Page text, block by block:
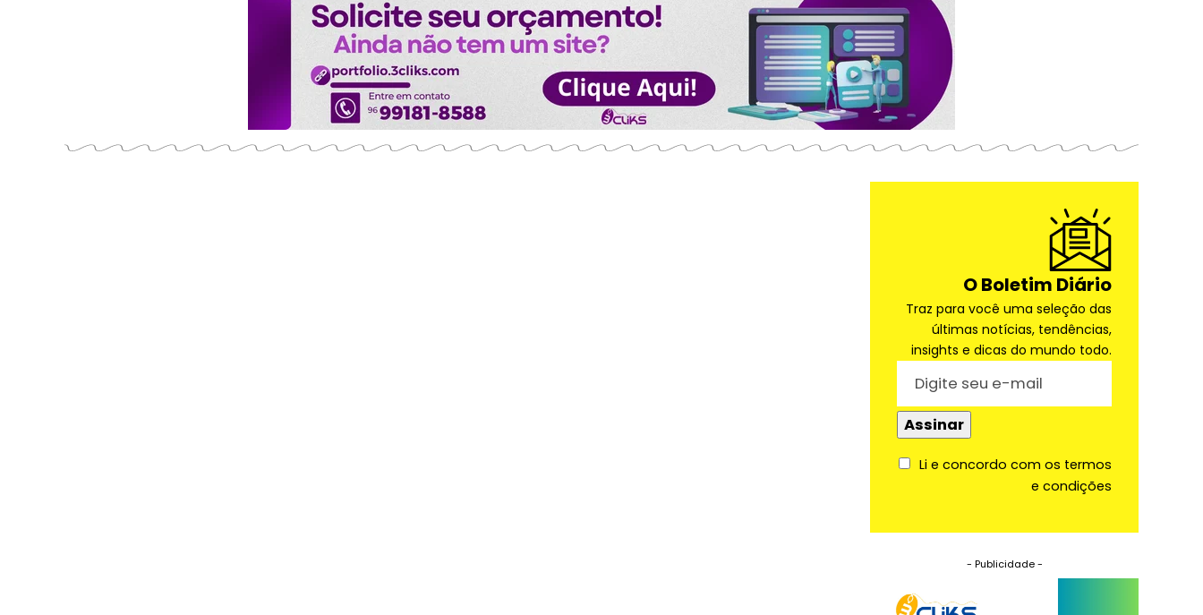
O Boletim Diário
Traz para você uma seleção das
últimas notícias, tendências,
insights e dicas do mundo todo.
Li e concordo com os termos
e condições
- Publicidade -